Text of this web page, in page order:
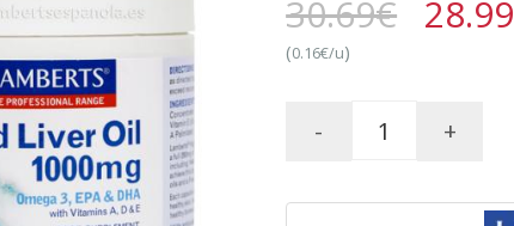
30.69€ 28.99
(0.16€/u)
- +